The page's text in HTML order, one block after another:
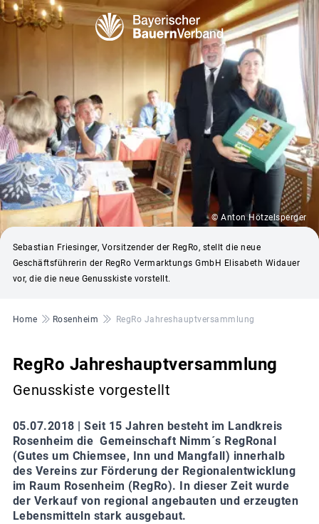
© Anton Hötzelsperger
Sebastian Friesinger, Vorsitzender der RegRo, stellt die neue
Geschäftsführerin der RegRo Vermarktungs GmbH Elisabeth Widauer
vor, die die neue Genusskiste vorstellt.
Pfadnavigation
Home Rosenheim RegRo Jahreshauptversammlung
RegRo Jahreshauptversammlung
Genusskiste vorgestellt
05.07.2018 | Seit 15 Jahren besteht im Landkreis
Rosenheim die Gemeinschaft Nimm´s RegRonal
(Gutes um Chiemsee, Inn und Mangfall) innerhalb
des Vereins zur Förderung der Regionalentwicklung
im Raum Rosenheim (RegRo). In dieser Zeit wurde
der Verkauf von regional angebauten und erzeugten
Lebensmitteln stark ausgebaut.